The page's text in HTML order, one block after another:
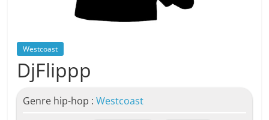
Westcoast
DjFlippp
Genre hip-hop :Westcoast